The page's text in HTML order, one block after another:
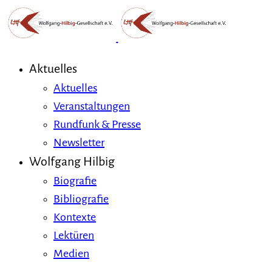
Aktuelles
Aktuelles
Veranstaltungen
Rundfunk & Presse
Newsletter
Wolfgang Hilbig
Biografie
Bibliografie
Kontexte
Lektüren
Medien